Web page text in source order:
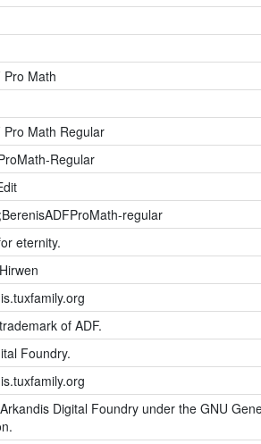
Pro Math
Pro Math Regular
Regular
regular
eternity.
of ADF.
Foundry.
Digital Foundry under the GNU